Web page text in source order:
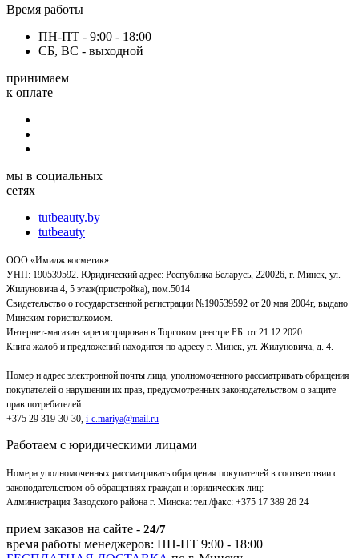
Время работы
ПН-ПТ - 9:00 - 18:00
СБ, ВС - выходной
принимаем
к оплате
мы в социальных
сетях
tutbeauty.by
tutbeauty
ООО «Имидж косметик»
УНП: 190539592. Юридический адрес: Республика Беларусь, 220026, г. Минск, ул.
Жилуновича 4, 5 этаж(пристройка), пом.5014
Свидетельство о государственной регистрации №190539592 от 20 мая 2004г, выдано
Минским горисполкомом.
Интернет-магазин зарегистрирован в Торговом реестре РБ от 21.12.2020.
Книга жалоб и предложений находится по адресу г. Минск, ул. Жилуновича, д. 4.
Номер и адрес электронной почты лица, уполномоченного рассматривать обращения
покупателей о нарушении их прав, предусмотренных законодательством о защите
прав потребителей:
+375 29 319-30-30, i-c.mariya@mail.ru
Работаем с юридическими лицами
Номера уполномоченных рассматривать обращения покупателей в соответствии с
законодательством об обращениях граждан и юридических лиц:
Администрация Заводского района г. Минска: тел./факс: +375 17 389 26 24
прием заказов на сайте - 24/7
время работы менеджеров: ПН-ПТ 9:00 - 18:00